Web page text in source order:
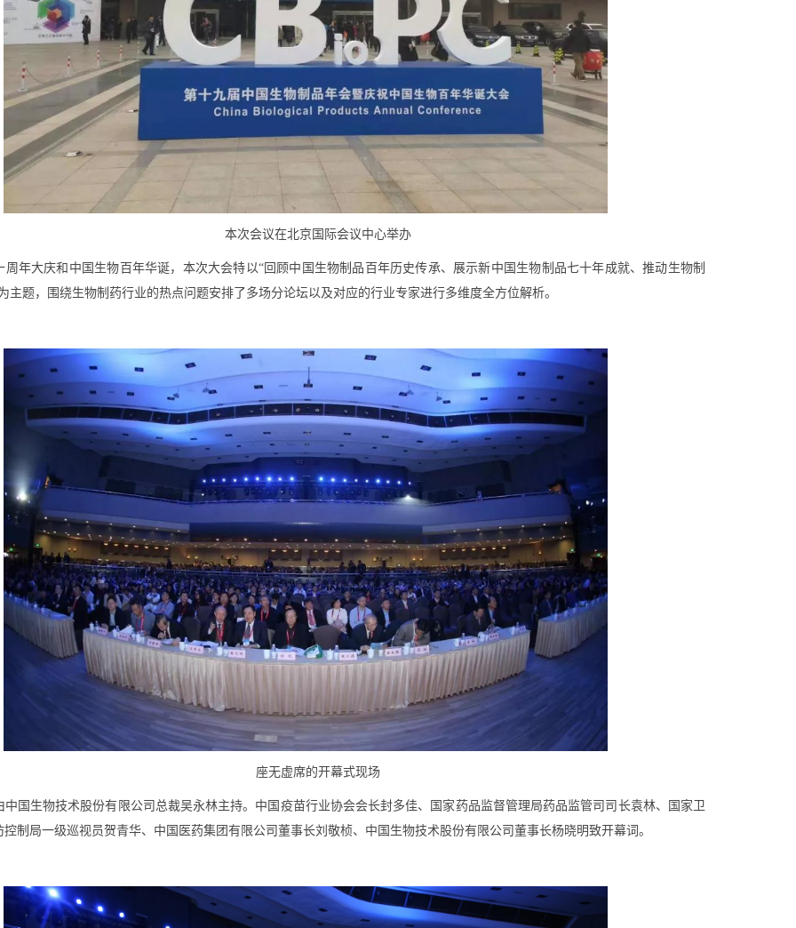
本次会议在北京国际会议中心举办
周年大庆和中国生物百年华诞，本次大会特以“回顾中国生物制品百年历史传承、展示新中国生物制品七十年成就、推动生物制
主题，围绕生物制药行业的热点问题安排了多场分论坛以及对应的行业专家进行多维度全方位解析。
座无虚席的开幕式现场
中国生物技术股份有限公司总裁吴永林主持。中国疫苗行业协会会长封多佳、国家药品监督管理局药品监管司司长袁林、国家卫
控制局一级巡视员贺青华、中国医药集团有限公司董事长刘敬桢、中国生物技术股份有限公司董事长杨晓明致开幕词。